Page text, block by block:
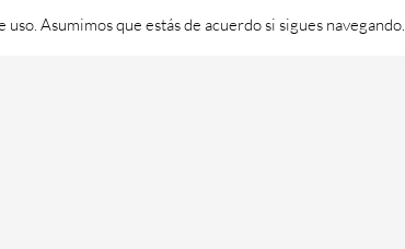
Asumimos que estás de acuerdo si sigues navegando.